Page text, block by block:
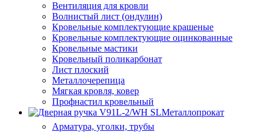
Вентиляция для кровли
Волнистый лист (ондулин)
Кровельные комплектующие крашеные
Кровельные комплектующие оцинкованные
Кровельные мастики
Кровельный поликарбонат
Лист плоский
Металлочерепица
Мягкая кровля, ковер
Профнастил кровельный
Металлопрокат
Арматура, уголки, трубы